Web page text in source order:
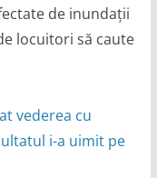
de inundații
locuitori să caute
vederea cu
i-a uimit pe